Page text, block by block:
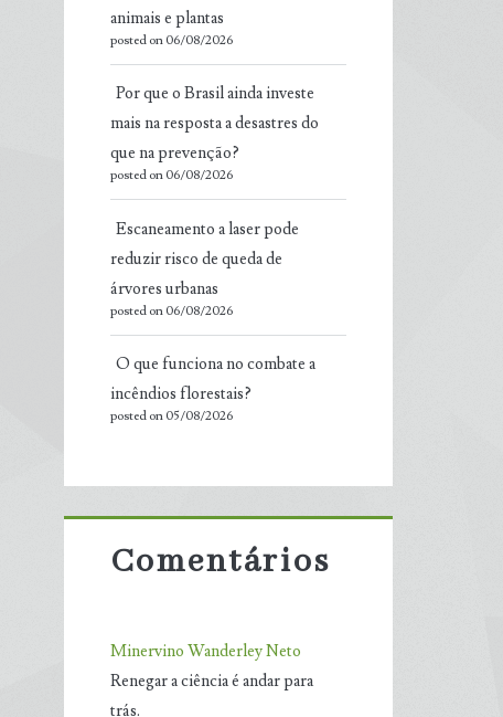
animais e plantas
posted on 06/08/2026
Por que o Brasil ainda investe
mais na resposta a desastres do
que na prevenção?
posted on 06/08/2026
Escaneamento a laser pode
reduzir risco de queda de
árvores urbanas
posted on 06/08/2026
O que funciona no combate a
incêndios florestais?
posted on 05/08/2026
Comentários
Minervino Wanderley Neto
Renegar a ciência é andar para
trás.